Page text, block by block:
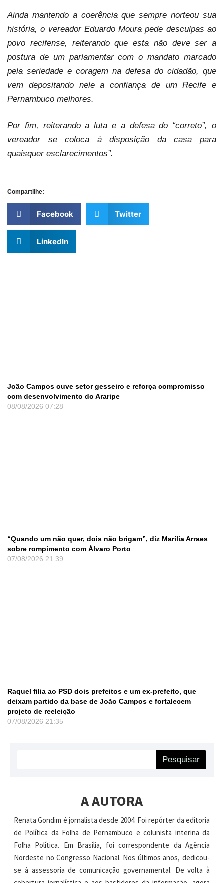
Ainda mantendo a coerência que sempre norteou sua
história, o vereador Eduardo Moura pede desculpas ao
povo recifense, reiterando que esta não deve ser a
postura de um parlamentar com o mandato marcado
pela seriedade e coragem na defesa do cidadão, que
vem depositando nele a confiança de um Recife e
Pernambuco melhores.
Por fim, reiterando a luta e a defesa do “correto”, o
vereador se coloca à disposição da casa para
quaisquer esclarecimentos”.
Compartilhe:
Facebook Twitter
LinkedIn
João Campos ouve setor gesseiro e reforça compromisso
com desenvolvimento do Araripe
08/08/2026 07:28
“Quando um não quer, dois não brigam”, diz Marília Arraes
sobre rompimento com Álvaro Porto
07/08/2026 21:39
Raquel filia ao PSD dois prefeitos e um ex-prefeito, que
deixam partido da base de João Campos e fortalecem
projeto de reeleição
07/08/2026 21:35
Pesquisar
A AUTORA
Renata Gondim é jornalista desde 2004. Foi repórter da editoria
de Política da Folha de Pernambuco e colunista interina da
Folha Política. Em Brasília, foi correspondente da Agência
Nordeste no Congresso Nacional. Nos últimos anos, dedicou-
se à assessoria de comunicação governamental. De volta à